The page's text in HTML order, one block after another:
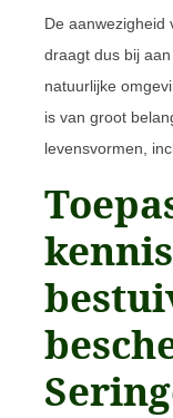
De aanwezigheid
draagt dus bij
natuurlijke
is van groot
levensvormen,